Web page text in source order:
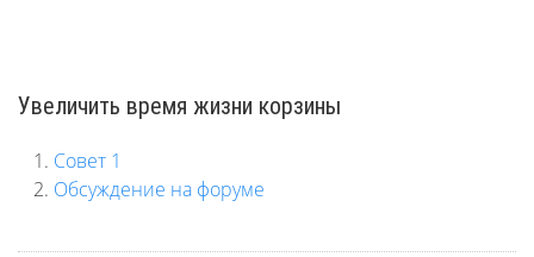
Увеличить время жизни корзины
Совет 1
Обсуждение на форуме